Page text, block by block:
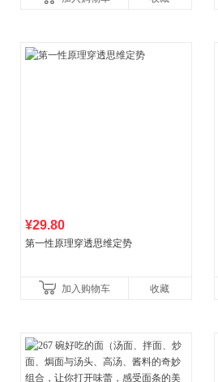
¥29.80
第一性原理穿透思维定势
加入购物车 收藏